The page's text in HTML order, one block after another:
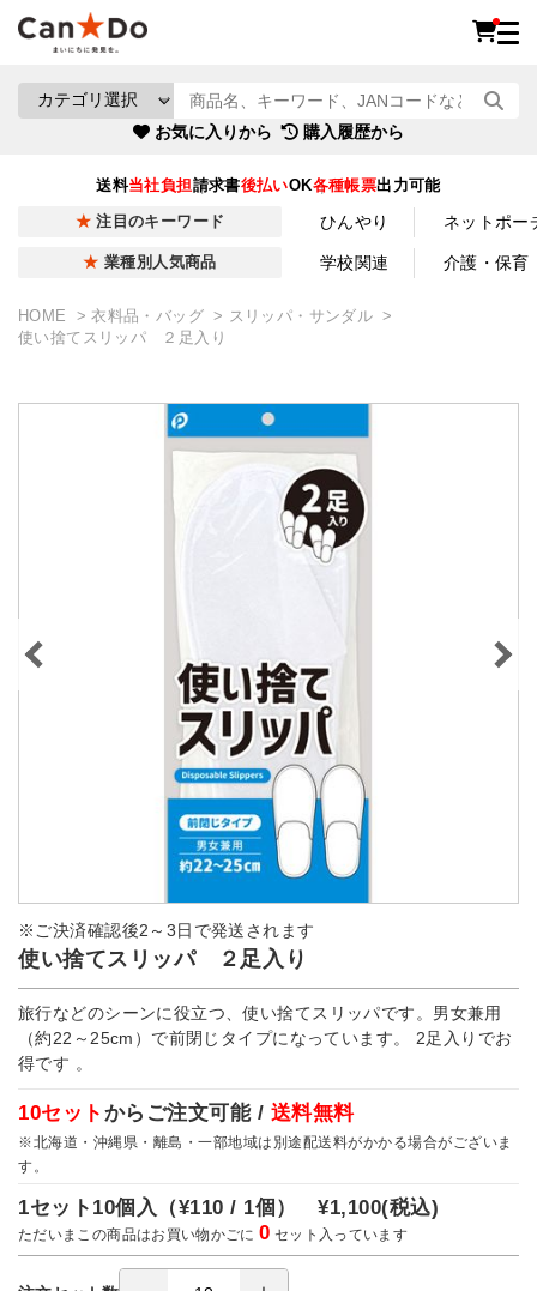
お気に入りから 購入履歴から
送料当社負担請求書後払いOK各種帳票出力可能
注目のキーワード ひんやり ネットポー
業種別人気商品 学校関連 介護・保育
HOME 衣料品・バッグ
スリッパ・サンダル
使い捨てスリッパ ２足入り
※ご決済確認後2～3日で発送されます
使い捨てスリッパ ２足入り
旅行などのシーンに役立つ、使い捨てスリッパです。男女兼用
（約22～25cm）で前閉じタイプになっています。 2足入りでお
得です 。
10セット からご注文可能 / 送料無料
※北海道・沖縄県・離島・一部地域は別途配送料がかかる場合がございま
す。
1セット10個入（¥110 / 1個）¥1,100(税込)
ただいまこの商品はお買い物かごに0 セット入っています